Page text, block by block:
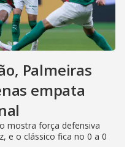
Palmeiras
empata
mostra força defensiva
e o clássico fica no 0 a 0